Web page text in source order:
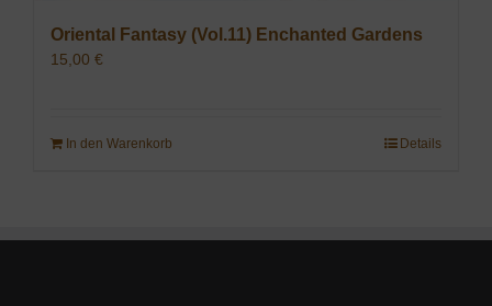
Oriental Fantasy (Vol.11) Enchanted Gardens
15,00 €
In den Warenkorb Details